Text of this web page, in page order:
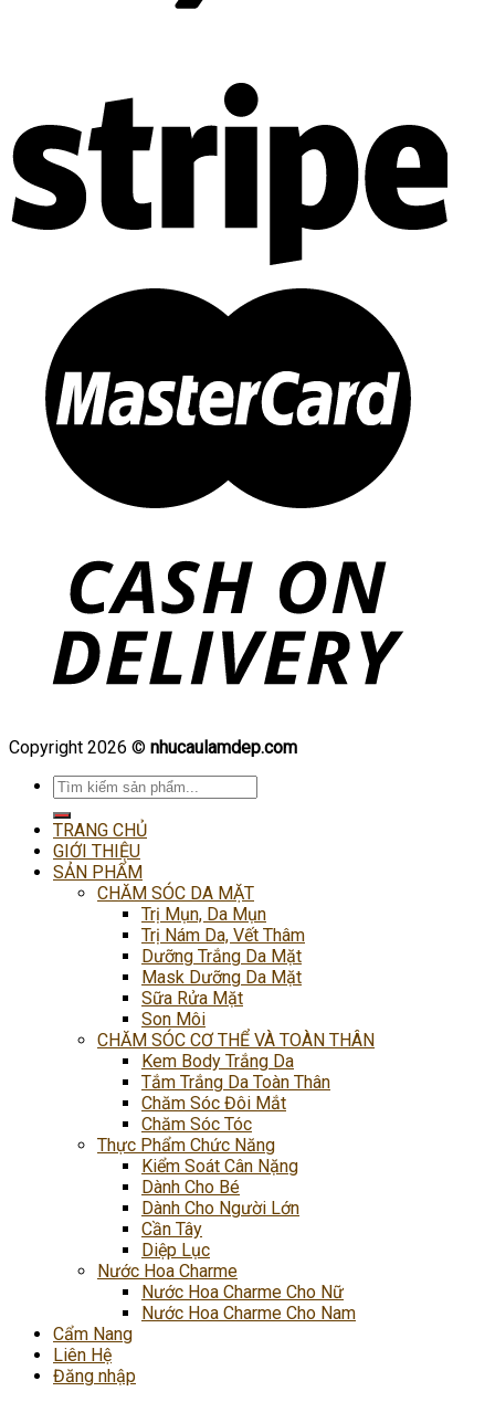
Copyright 2026 © nhucaulamdep.com
Tìm
kiếm:
TRANG CHỦ
GIỚI THIỆU
SẢN PHẨM
CHĂM SÓC DA MẶT
Trị Mụn, Da Mụn
Trị Nám Da, Vết Thâm
Dưỡng Trắng Da Mặt
Mask Dưỡng Da Mặt
Sữa Rửa Mặt
Son Môi
CHĂM SÓC CƠ THỂ VÀ TOÀN THÂN
Kem Body Trắng Da
Tắm Trắng Da Toàn Thân
Chăm Sóc Đôi Mắt
Chăm Sóc Tóc
Thực Phẩm Chức Năng
Kiểm Soát Cân Nặng
Dành Cho Bé
Dành Cho Người Lớn
Cần Tây
Diệp Lục
Nước Hoa Charme
Nước Hoa Charme Cho Nữ
Nước Hoa Charme Cho Nam
Cẩm Nang
Liên Hệ
Đăng nhập